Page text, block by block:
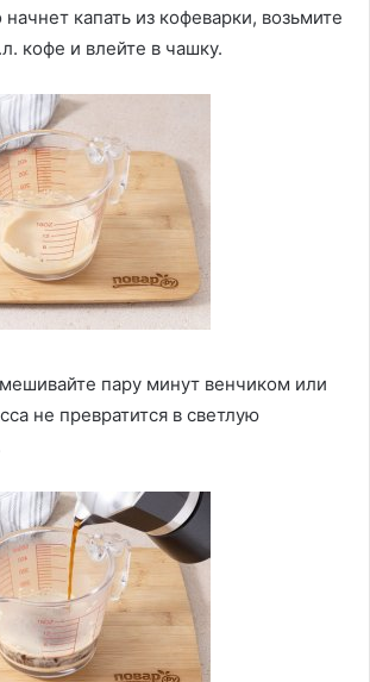
капать из кофеварки, возьмите
кофе и влейте в чашку.
пару минут венчиком или
не превратится в светлую